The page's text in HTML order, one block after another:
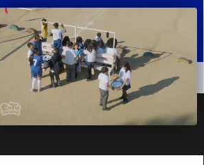
POLÍTICA ECONOMÍA